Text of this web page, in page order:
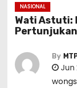
NASIONAL
Wati Astuti:
By
Jun